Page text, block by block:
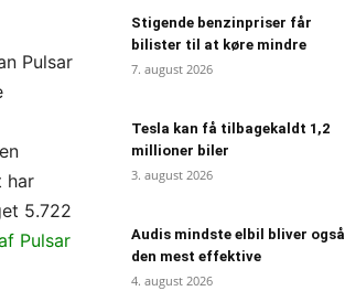
Pulsar
har
5.722
Pulsar
Stigende benzinpriser får
bilister til at køre mindre
7. august 2026
Tesla kan få tilbagekaldt 1,2
millioner biler
3. august 2026
Audis mindste elbil bliver også
den mest effektive
4. august 2026